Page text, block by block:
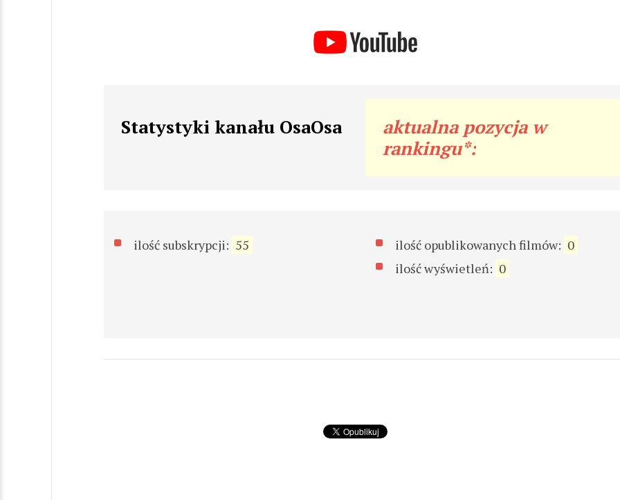
Statystyki kanału OsaOsa
aktualna pozycja w
rankingu*:
ilość subskrypcji: 55 ilość opublikowanych filmów: 0
ilość wyświetleń: 0